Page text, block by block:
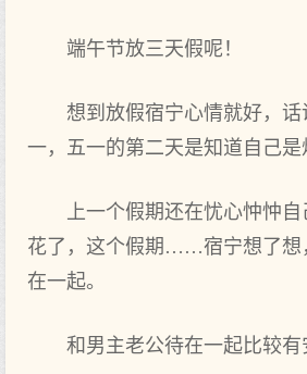
端午节放三天假呢！
想到‌放假宿宁心情就好，
一，五一的第二天是知道自己是
上一个‌假期还在忧心忡忡
花了，这个‌假期……宿宁想了想
在一起。
和男主老公待在一起比较有